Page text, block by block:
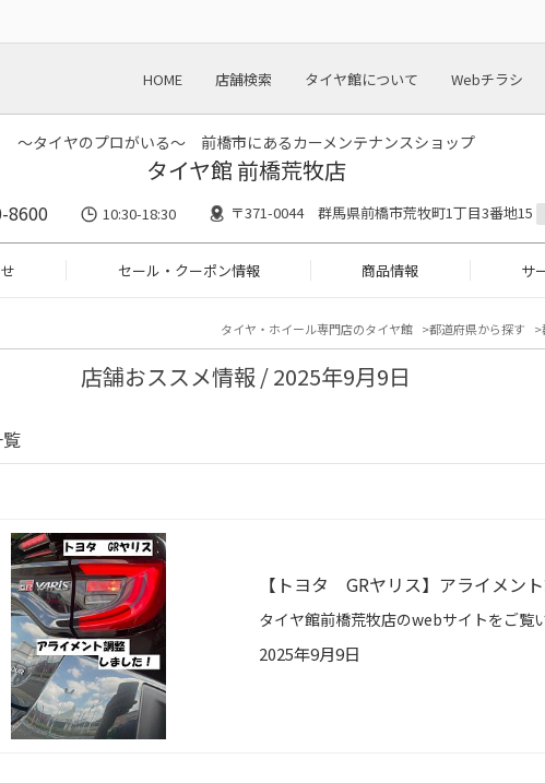
HOME 店舗検索 タイヤ館について Webチラシ
～タイヤのプロがいる～ 前橋市にあるカーメンテナンスショップ
タイヤ館 前橋荒牧店
8600 10:30-18:30 〒371-0044 群馬県前橋市荒牧町1丁目3番地15
セール・クーポン情報 商品情報 サ
タイヤ・ホイール専門店のタイヤ館 都道府県から探す
店舗おススメ情報 / 2025年9月9日
【トヨタ GRヤリス】アライメン
2025年9月9日